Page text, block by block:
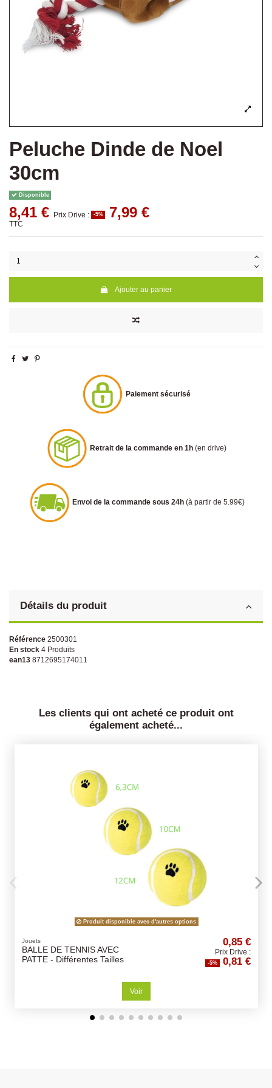
Peluche Dinde de Noel
30cm
Disponible
8,41 € Prix Drive : -5% 7,99 €
TTC
Ajouter au panier
Paiement sécurisé
Retrait de la commande en 1h (en drive)
Envoi de la commande sous 24h (à partir de 5.99€)
Détails du produit
Référence 2500301
En stock 4 Produits
ean13 8712695174011
Les clients qui ont acheté ce produit ont
également acheté...
Produit disponible avec d'autres options
DE TENNIS AVEC
- Différentes Tailles
0,81 €
Friandises
Os